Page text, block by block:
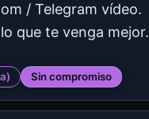
/ Telegram vídeo.
que te venga mejor.
Sin compromiso